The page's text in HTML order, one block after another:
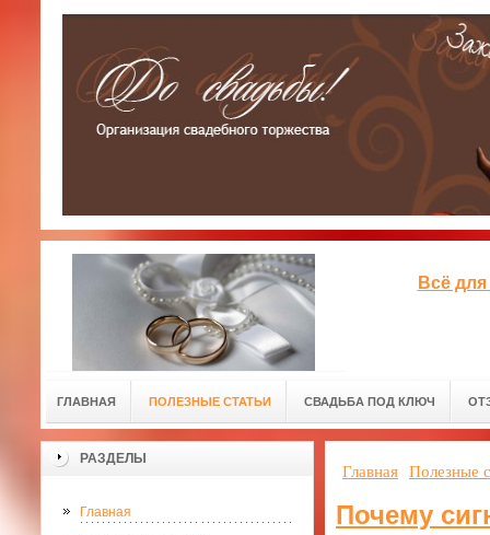
Всё
ГЛАВНАЯ ПОЛЕЗНЫЕ СТАТЬИ СВАДЬБА ПОД КЛЮЧ
РАЗДЕЛЫ
Главная
Главная Полезные
Почему